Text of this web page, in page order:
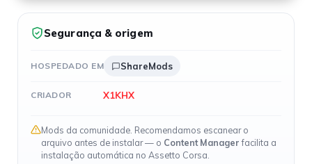
Segurança & origem
HOSPEDADO EM ShareMods
CRIADOR X1KHX
Mods da comunidade. Recomendamos escanear o
arquivo antes de instalar — o Content Managerfacilita a
instalação automática no Assetto Corsa.